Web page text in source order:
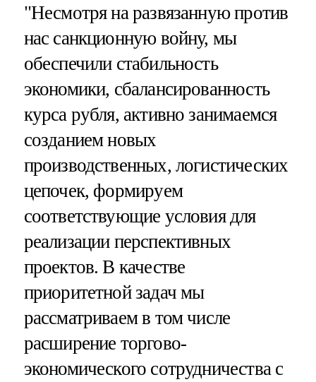
"Несмотря на развязанную против
нас санкционную войну, мы
обеспечили стабильность
экономики, сбалансированность
курса рубля, активно занимаемся
созданием новых
производственных, логистических
цепочек, формируем
соответствующие условия для
реализации перспективных
проектов. В качестве
приоритетной задач мы
рассматриваем в том числе
расширение торгово-
экономического сотрудничества с